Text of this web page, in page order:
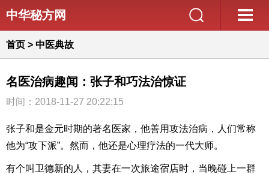
中华秘方网
首页 > 中医典故
名医治病趣闻：张子和巧法治惊证
时间：2018-11-27 20:22:15
张子和是金元时期的著名医家，他善用攻法治病，人们常称
他为“攻下派”。然而，他还是心理疗法的一代大师。
有个叫卫德新的人，其妻在一次旅途宿店时，当晚碰上一群